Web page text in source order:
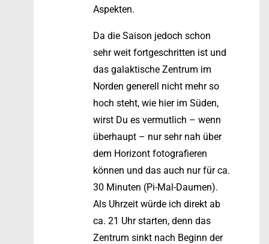
Aspekten.
Da die Saison jedoch schon
sehr weit fortgeschritten ist und
das galaktische Zentrum im
Norden generell nicht mehr so
hoch steht, wie hier im Süden,
wirst Du es vermutlich – wenn
überhaupt – nur sehr nah über
dem Horizont fotografieren
können und das auch nur für ca.
30 Minuten (Pi-Mal-Daumen).
Als Uhrzeit würde ich direkt ab
ca. 21 Uhr starten, denn das
Zentrum sinkt nach Beginn der